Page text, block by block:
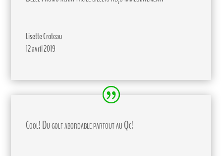
Lisette Croteau
12 avril 2019
Cool! Du golf abordable partout au Qc!